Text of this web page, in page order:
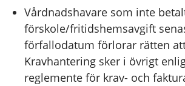
Vårdnadshavare som inte
förskole/fritidshemsavgift
förfallodatum förlorar rätten
Kravhantering sker i övrigt
reglemente för krav- och